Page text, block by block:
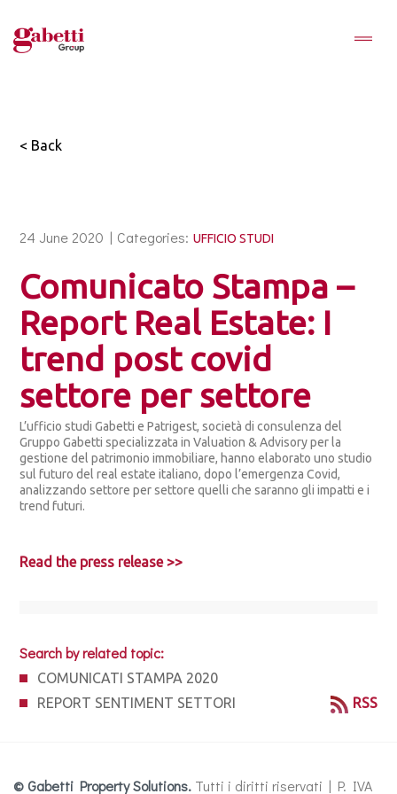
< Back
24 June 2020 | Categories: UFFICIO STUDI
Comunicato Stampa –
Report Real Estate: I
trend post covid
settore per settore
L’ufficio studi Gabetti e Patrigest, società di consulenza del
Gruppo Gabetti specializzata in Valuation & Advisory per la
gestione del patrimonio immobiliare, hanno elaborato uno studio
sul futuro del real estate italiano, dopo l’emergenza Covid,
analizzando settore per settore quelli che saranno gli impatti e i
trend futuri.
Read the press release >>
Search by related topic:
COMUNICATI STAMPA 2020
REPORT SENTIMENT SETTORI
RSS
© Gabetti Property Solutions. Tutti i diritti riservati | P. IVA